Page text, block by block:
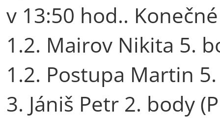
v 13:50 hod..
1.2. Mairov Nikita 5.
1.2. Postupa Martin
3. Jániš Petr 2. body